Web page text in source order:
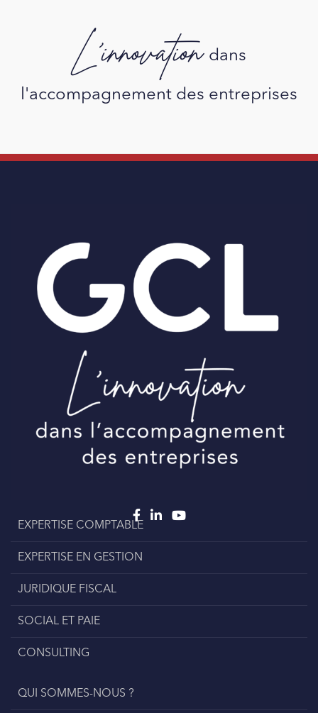
L'innovation dans
l'accompagnement des entreprises
EXPERTISE COMPTABLE
EXPERTISE EN GESTION
JURIDIQUE FISCAL
SOCIAL ET PAIE
CONSULTING
QUI SOMMES-NOUS ?